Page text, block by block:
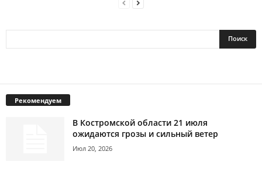
Рекомендуем
В Костромской области 21 июля
ожидаются грозы и сильный ветер
Июл 20, 2026